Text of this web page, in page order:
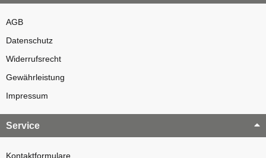
AGB
Datenschutz
Widerrufsrecht
Gewährleistung
Impressum
Service
Kontaktformulare